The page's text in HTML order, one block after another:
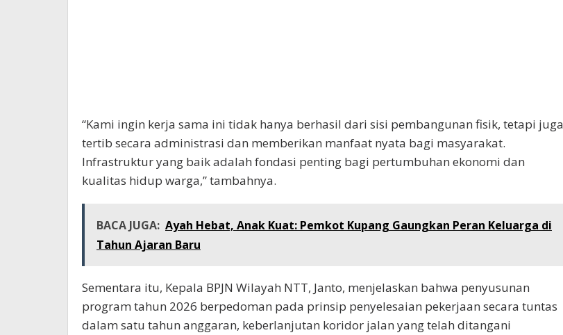
“Kami ingin kerja sama ini tidak hanya berhasil dari sisi pembangunan fisik, tetapi juga
tertib secara administrasi dan memberikan manfaat nyata bagi masyarakat.
Infrastruktur yang baik adalah fondasi penting bagi pertumbuhan ekonomi dan
kualitas hidup warga,” tambahnya.
BACA JUGA: Ayah Hebat, Anak Kuat: Pemkot Kupang Gaungkan Peran Keluarga di
Tahun Ajaran Baru
Sementara itu, Kepala BPJN Wilayah NTT, Janto, menjelaskan bahwa penyusunan
program tahun 2026 berpedoman pada prinsip penyelesaian pekerjaan secara tuntas
dalam satu tahun anggaran, keberlanjutan koridor jalan yang telah ditangani